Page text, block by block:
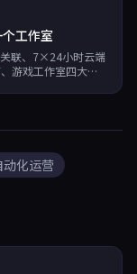
工作室
联、7×24小时云端
游戏工作室四大场
动化运营